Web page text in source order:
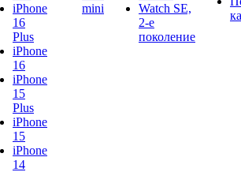
iPhone
16
Plus
iPhone
16
iPhone
15
Plus
iPhone
15
iPhone
14
mini
Watch SE,
2-е
поколение